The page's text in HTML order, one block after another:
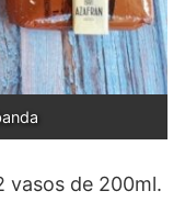
vasos de 200ml.